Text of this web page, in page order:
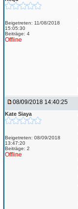
Beigetreten: 11/08/2018
15:05:30
Beiträge: 4
Offline
08/09/2018 14:40:25
Kate Siaya
Beigetreten: 08/09/2018
13:47:20
Beiträge: 2
Offline